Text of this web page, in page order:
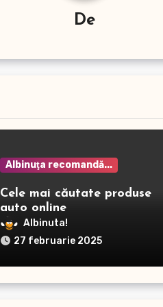
De
Albinuţa recomandă...
Cele mai căutate produse
auto online
Albinuta!
27 februarie 2025